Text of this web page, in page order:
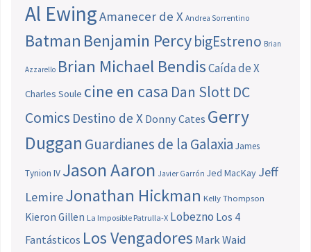
Al EwingAmanecer de X Andrea Sorrentino
Batman Benjamin PercybigEstreno Brian
Azzarello Brian Michael BendisCaída de X
Charles Soule cine en casa Dan SlottDC
Comics Destino de X Donny Cates Gerry
Duggan Guardianes de la Galaxia James
Tynion IV Jason Aaron Javier Garrón Jed MacKay Jeff
LemireJonathan Hickman Kelly Thompson
Kieron Gillen La Imposible Patrulla-X Lobezno Los 4
Fantásticos Los Vengadores Mark Waid